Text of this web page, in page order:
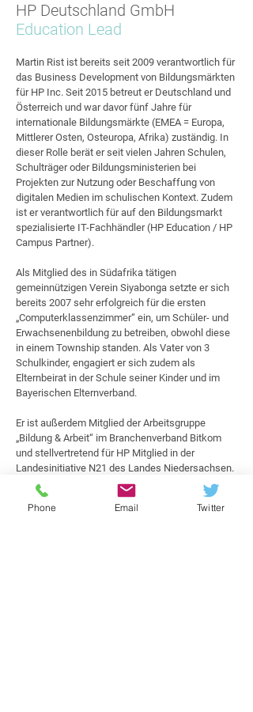
HP Deutschland GmbH
Education Lead
Martin Rist ist bereits seit 2009 verantwortlich für
das Business Development von Bildungsmärkten
für HP Inc. Seit 2015 betreut er Deutschland und
Österreich und war davor fünf Jahre für
internationale Bildungsmärkte (EMEA = Europa,
Mittlerer Osten, Osteuropa, Afrika) zuständig. In
dieser Rolle berät er seit vielen Jahren Schulen,
Schulträger oder Bildungsministerien bei
Projekten zur Nutzung oder Beschaffung von
digitalen Medien im schulischen Kontext. Zudem
ist er verantwortlich für auf den Bildungsmarkt
spezialisierte IT-Fachhändler (HP Education / HP
Campus Partner).
Als Mitglied des in Südafrika tätigen
gemeinnützigen Verein Siyabonga setzte er sich
bereits 2007 sehr erfolgreich für die ersten
„Computerklassenzimmer“ ein, um Schüler- und
Erwachsenenbildung zu betreiben, obwohl diese
in einem Township standen. Als Vater von 3
Schulkinder, engagiert er sich zudem als
Elternbeirat in der Schule seiner Kinder und im
Bayerischen Elternverband.
Er ist außerdem Mitglied der Arbeitsgruppe
„Bildung & Arbeit“ im Branchenverband Bitkom
und stellvertretend für HP Mitglied in der
Landesinitiative N21 des Landes Niedersachsen.
Seit 2016 ist Martin Rist im erweiterten Vorstand
des Bündnis für Bildung e.V. und außerdem in der
Phone Email Twitter